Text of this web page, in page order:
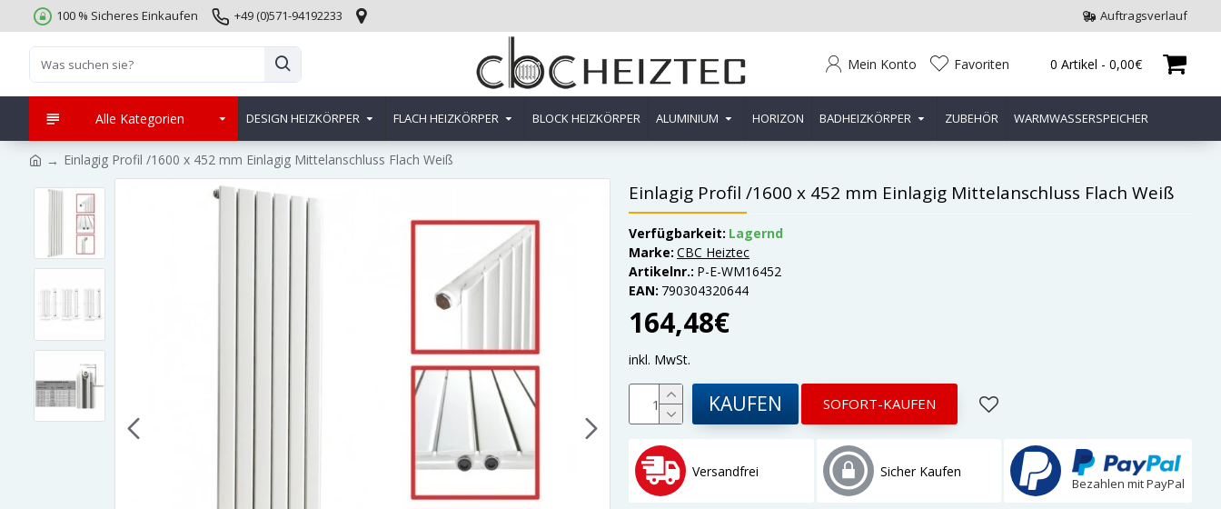
100 % Sicheres Einkaufen +49 (0)571-94192233 Auftragsverlauf
Mein Konto Favoriten 0 Artikel - 0,00€
Alle Kategorien DESIGN HEIZKÖRPER FLACH HEIZKÖRPER BLOCK HEIZKÖRPER ALUMINIUM HORIZON BADHEIZKÖRPER ZUBEHÖR WARMWASSERSPEICHER
Einlagig Profil /1600 x 452 mm Einlagig Mittelanschluss Flach Weiß
Einlagig Profil /1600 x 452 mm Einlagig Mittelanschluss Flach Weiß
164,48€
Verfügbarkeit: Lagernd
Marke: CBC Heiztec
Artikelnr.: P-E-WM16452
EAN: 790304320644
inkl. MwSt.
KAUFEN SOFORT-KAUFEN
Versandfrei Sicher Kaufen
Bezahlen mit PayPal